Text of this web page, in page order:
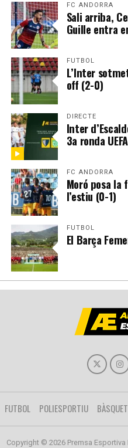
FC ANDORRA
Sali arriba,
Guille entra
FUTBOL
L’Inter
off (2-0)
DIRECTE
Inter
3a ronda
FC ANDORRA
Moró posa
l’estiu (0-1)
FUTBOL
El Barça
FUTBOL POLIESPORTIU BÀSQUET
Copyright © 2026 Premsa Esportiva